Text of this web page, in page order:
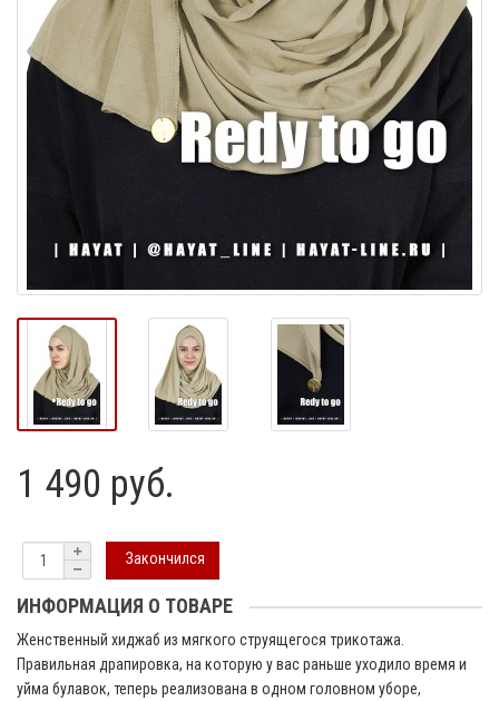
1 490 руб.
Закончился
ИНФОРМАЦИЯ О ТОВАРЕ
Женственный хиджаб из мягкого струящегося трикотажа.
Правильная драпировка, на которую у вас раньше уходило время и
уйма булавок, теперь реализована в одном головном уборе,